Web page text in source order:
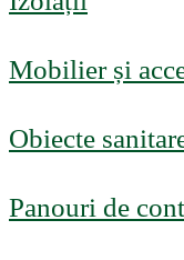
Mobilier și
Obiecte
Panouri de